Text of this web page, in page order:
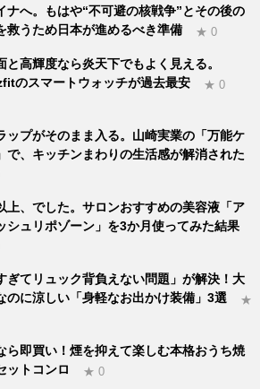
ナへ。もはや“不可避の核戦争”とその後の
救うため日本が進めるべき準備
★ 0
と高輝度なら炎天下でもよく見える。
のスマートウォッチが過去最安
★ 0
ップがそのまま入る。山崎実業の「万能ケ
で、キッチンまわりの生活感が解消された
上、でした。サロンおすすめの美容液「ア
シュリポゾーン」を3か月使ってみた結果
ぎてリュック背負えない問題」が解決！大
のに涼しい「身軽なお出かけ装備」3選
★
ら即買い！煙を抑えて楽しむ本格おうち焼
ットコンロ
★ 0